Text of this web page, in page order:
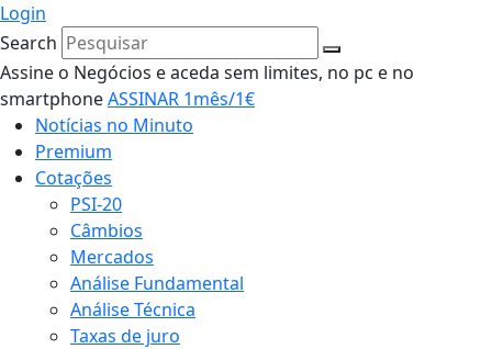
Login
Search
Assine o Negócios e aceda sem limites, no pc e no
smartphoneASSINAR 1mês/1€
Notícias no Minuto
Premium
Cotações
PSI-20
Câmbios
Mercados
Análise Fundamental
Análise Técnica
Taxas de juro